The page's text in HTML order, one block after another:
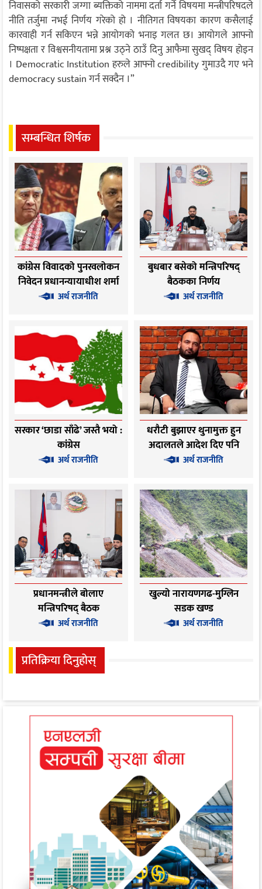
निवासको सरकारी जग्गा ब्यक्तिको नाममा दर्ता गर्ने विषयमा मन्त्रीपरिषदले
नीति तर्जुमा नभई निर्णय गरेको हो । नीतिगत विषयका कारण कसैलाई
कारवाही गर्न सकिएन भन्ने आयोगको भनाइ गलत छ। आयोगले आफ्नो
निष्पक्षता र विश्वसनीयतामा प्रश्न उठ्ने ठाउँ दिनु आफैमा सुखद् विषय होइन
। Democratic Institution हरुले आफ्नो credibility गुमाउदै गए भने
democracy sustain गर्न सक्दैन ।”
सम्बन्धित शिर्षक
कांग्रेस विवादको पुनरवलोकन
निवेदन प्रधानन्यायाधीश शर्मा
सहितको इजलासमा
अर्थ राजनीति
बुधबार बसेको मन्त्रिपरिषद्
बैठकका निर्णय
अर्थ राजनीति
सरकार ‘छाडा साँढे’ जस्तै भयो :
कांग्रेस
अर्थ राजनीति
धरौटी बुझाएर थुनामुक्त हुन
अदालतले आदेश दिए पनि
तत्काल छुट्ने छैनन् अधिकारी
अर्थ राजनीति
प्रधानमन्त्रीले बोलाए
मन्त्रिपरिषद् बैठक
अर्थ राजनीति
खुल्यो नारायणगढ-मुग्लिन
सडक खण्ड
अर्थ राजनीति
प्रतिक्रिया दिनुहोस्